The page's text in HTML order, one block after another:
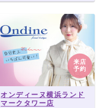
来店
予約
オンディーヌ横浜ランド
マークタワー店